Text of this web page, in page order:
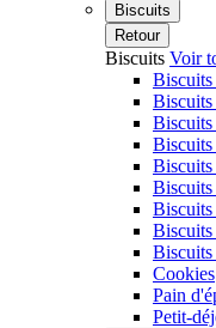
Biscuits
Retour
Biscuits Voir
Biscuits
Biscuits
Biscuits
Biscuits
Biscuits
Biscuits
Cookies
Pain
Petit-